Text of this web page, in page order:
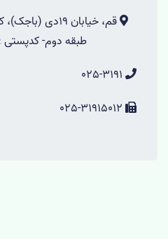
طبقه دوم- کدپستی :
025-3191
025-31915012